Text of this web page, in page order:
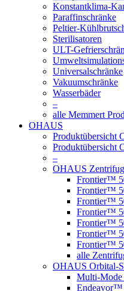
Konstantklima-
Paraffinschränke
Peltier-
Sterilisatoren
ULT-
Universalschränke
Vakuumschränke
Wasserbäder
–
alle Memmert
OHAUS
Produktübersicht
Produktübersicht
–
OHAUS
Frontier™
Frontier™
Frontier™
Frontier™
Frontier™
Frontier™
Frontier™
alle
OHAUS Orbital-
Multi-
Endeavor™